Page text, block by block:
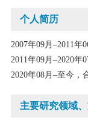
个人简历
2007年09月–2011
2011年09月–2020
2020年08月–至今，
主要研究领域